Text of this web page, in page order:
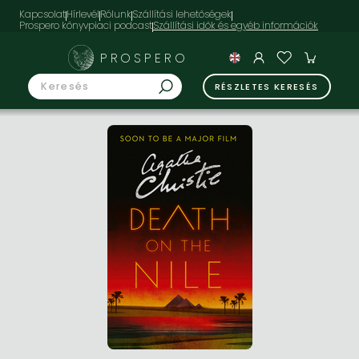
KapcsolatHírlevélRólunkSzállítási lehetőségek
Prospero könyvpiaci podcast
PROSPERO
RÉSZLETES KERESÉS